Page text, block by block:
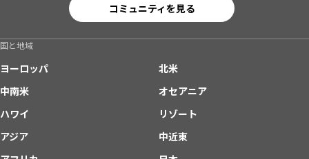
コミュニティを見る
国と地域
ヨーロッパ
北米
中南米
オセアニア
ハワイ
リゾート
アジア
中近東